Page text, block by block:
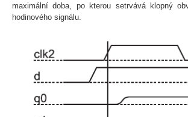
maximální doba, po kterou setrvává klopný
hodinového signálu.